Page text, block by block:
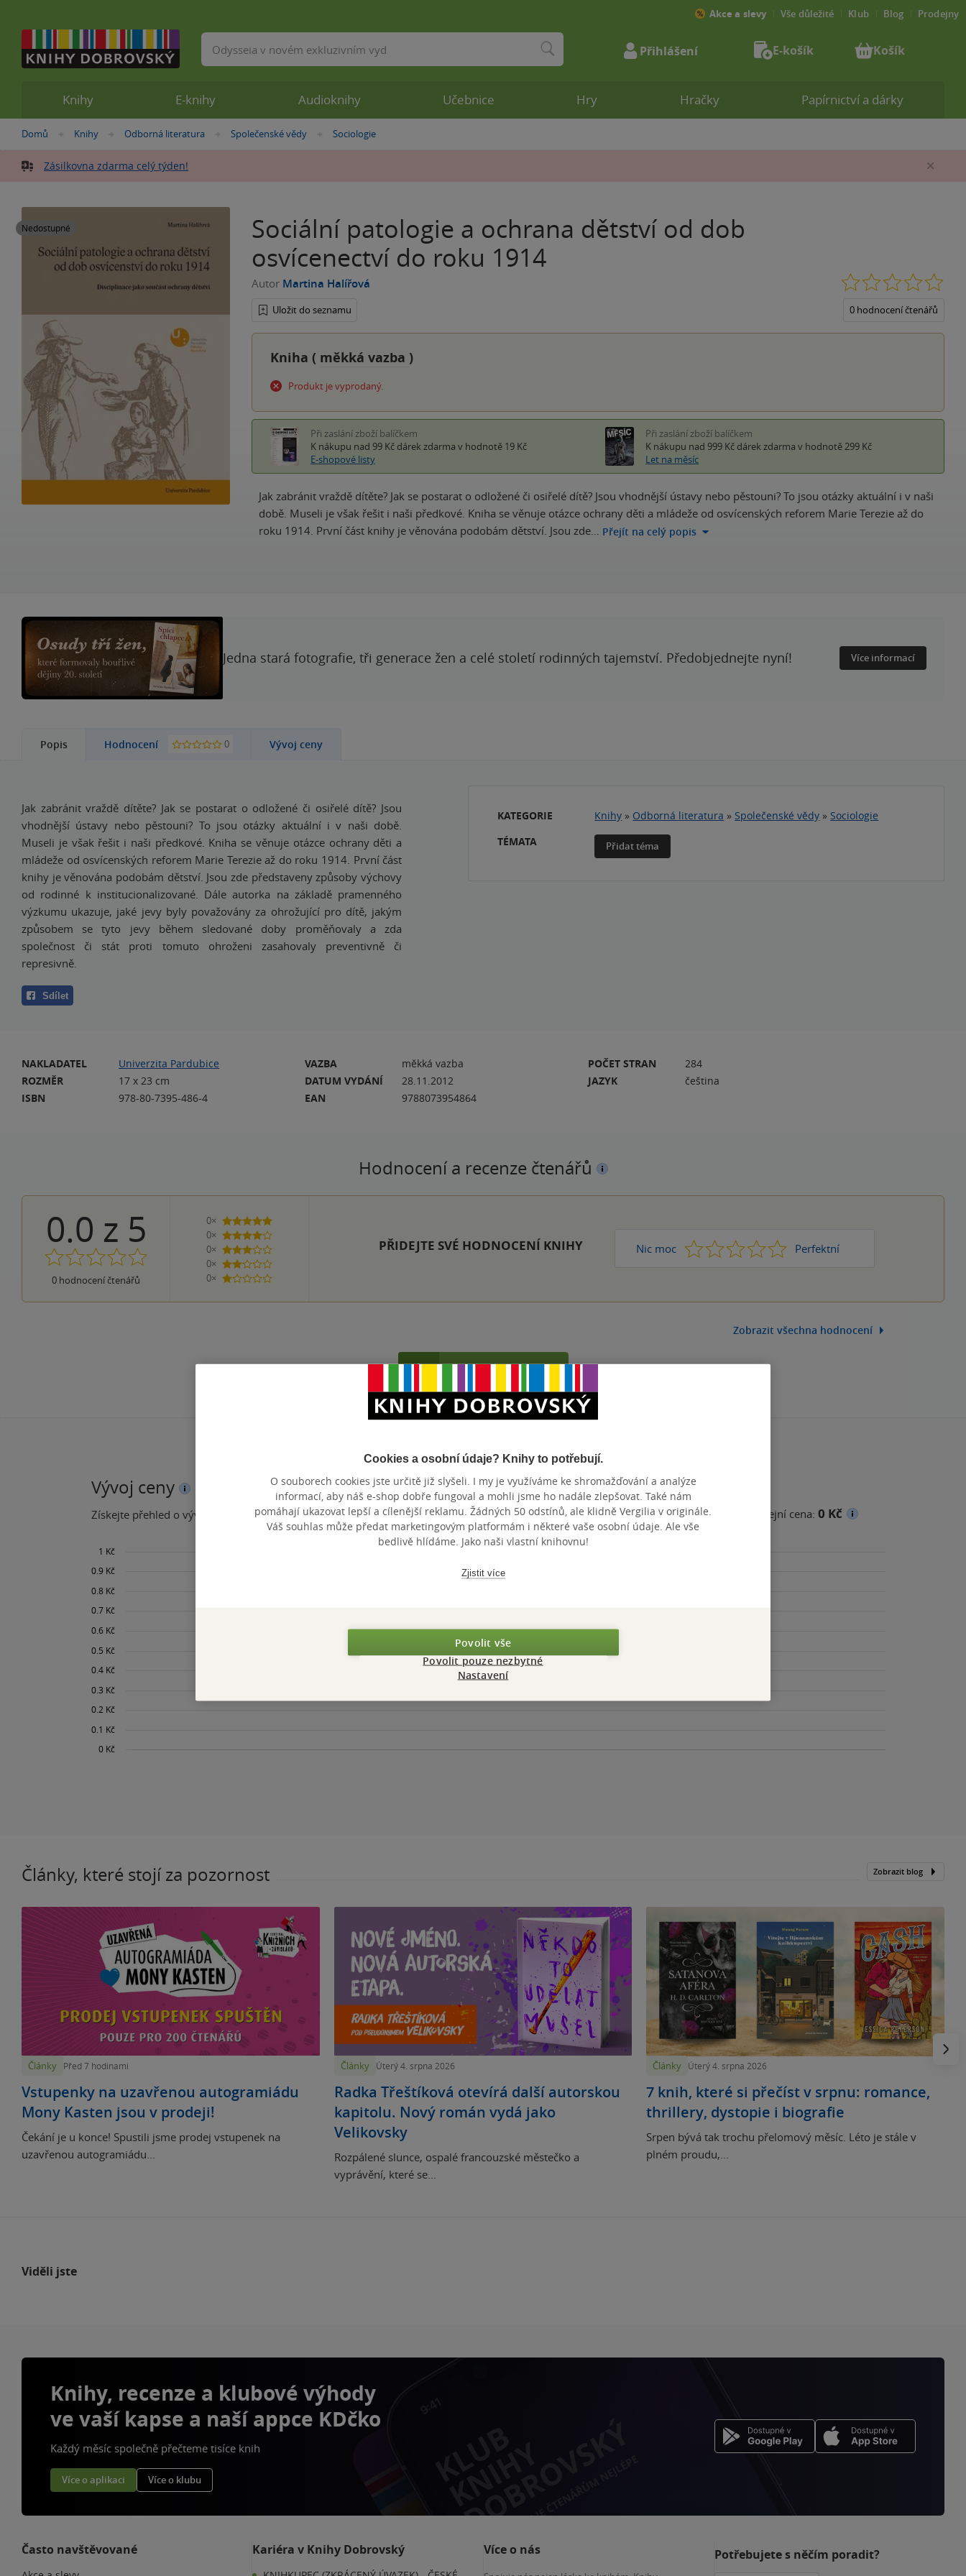
Nacházíte
zde:
Domů »
Knihy »
Odborná literatura »
Společenské vědy »
Sociologie
Zásilkovna zdarma celý týden!
Nedostupné
Sociální patologie a ochrana dětství od dob
osvícenectví do roku 1914
Autor Martina Halířová
Uložit do seznamu 0 hodnocení čtenářů
Kniha ( měkká vazba )
Produkt je vyprodaný.
Při zaslání zboží balíčkem
K nákupu nad 99 Kč dárek zdarma v hodnotě 19 Kč
E-shopové listy
Při zaslání zboží balíčkem
K nákupu nad 999 Kč dárek zdarma v hodnotě 299 Kč
Let na měsíc
Jak zabránit vraždě dítěte? Jak se postarat o odložené či osiřelé dítě? Jsou vhodnější ústavy nebo pěstouni? To jsou otázky aktuální i v naši
době. Museli je však řešit i naši předkové. Kniha se věnuje otázce ochrany děti a mládeže od osvícenských reforem Marie Terezie až do
roku 1914. První část knihy je věnována podobám dětství. Jsou zde… Přejít na celý popis
Jedna stará fotografie, tři generace žen a celé století rodinných tajemství. Předobjednejte nyní! Více informací
Popis Hodnocení 0 Vývoj ceny
Jak zabránit vraždě dítěte? Jak se postarat o odložené či osiřelé dítě? Jsou
vhodnější ústavy nebo pěstouni? To jsou otázky aktuální i v naši době.
Museli je však řešit i naši předkové. Kniha se věnuje otázce ochrany děti a
mládeže od osvícenských reforem Marie Terezie až do roku 1914. První část
knihy je věnována podobám dětství. Jsou zde představeny způsoby výchovy
od rodinné k institucionalizované. Dále autorka na základě pramenného
výzkumu ukazuje, jaké jevy byly považovány za ohrožující pro dítě, jakým
způsobem se tyto jevy během sledované doby proměňovaly a zda
společnost či stát proti tomuto ohroženi zasahovaly preventivně či
represivně.
Sdílet
KATEGORIE Knihy » Odborná literatura » Společenské vědy » Sociologie
TÉMATA
Přidat téma
NAKLADATEL
Univerzita Pardubice
ROZMĚR
17 x 23 cm
ISBN
978-80-7395-486-4
VAZBA
měkká vazba
DATUM VYDÁNÍ
28.11.2012
EAN
9788073954864
POČET STRAN
284
JAZYK
čeština
Hodnocení a recenze čtenářů
0.0 z 5
0 hodnocení čtenářů
0×
5 hvězdiček
0×
4 hvězdičky
0×
3 hvězdičky
0×
2 hvězdičky
0×
1 hvezdička
PŘIDEJTE SVÉ HODNOCENÍ KNIHY Nic moc 1 2 3 4 Perfektní
5
Zobrazit všechna hodnocení
Vývoj ceny
Získejte přehled o vývoji ceny za posledních 60 dní. Maloobchodní cena Minimální prodejní cena: 0 Kč
Články, které stojí za pozornost Zobrazit blog
Články Před 7 hodinami
Vstupenky na uzavřenou autogramiádu
Mony Kasten jsou v prodeji!
Čekání je u konce! Spustili jsme prodej vstupenek na
uzavřenou autogramiádu...
Články Úterý 4. srpna 2026
Radka Třeštíková otevírá další autorskou
kapitolu. Nový román vydá jako
Velikovsky
Rozpálené slunce, ospalé francouzské městečko a
vyprávění, které se...
Články Úterý 4. srpna 2026
7 knih, které si přečíst v srpnu: romance,
thrillery, dystopie i biografie
Srpen bývá tak trochu přelomový měsíc. Léto je stále v
plném proudu,...
Knihy E-knihy Audioknihy Učebnice Hry Hračky Papírnictví a dárky
Akce a slevy Vše důležité Klub Blog Prodejny
Vyhledávání Přihlášení E-košík Košík
Viděli jste
Knihy, recenze a klubové výhody
ve vaší kapse a naší appce KDčko
Každý měsíc společně přečteme tisíce knih
Více o aplikaci Více o klubu
Často navštěvované Kariéra v Knihy Dobrovský Více o nás Potřebujete s něčím poradit?
Cookies a osobní údaje? Knihy to potřebují.
O souborech cookies jste určitě již slyšeli. I my je využíváme ke shromažďování a analýze
informací, aby náš e-shop dobře fungoval a mohli jsme ho nadále zlepšovat. Také nám
pomáhají ukazovat lepší a cílenější reklamu. Žádných 50 odstínů, ale klidně Vergilia v originále.
Váš souhlas může předat marketingovým platformám i některé vaše osobní údaje. Ale vše
bedlivě hlídáme. Jako naši vlastní knihovnu!
Zjistit více
Povolit vše
Povolit pouze nezbytné
Nastavení